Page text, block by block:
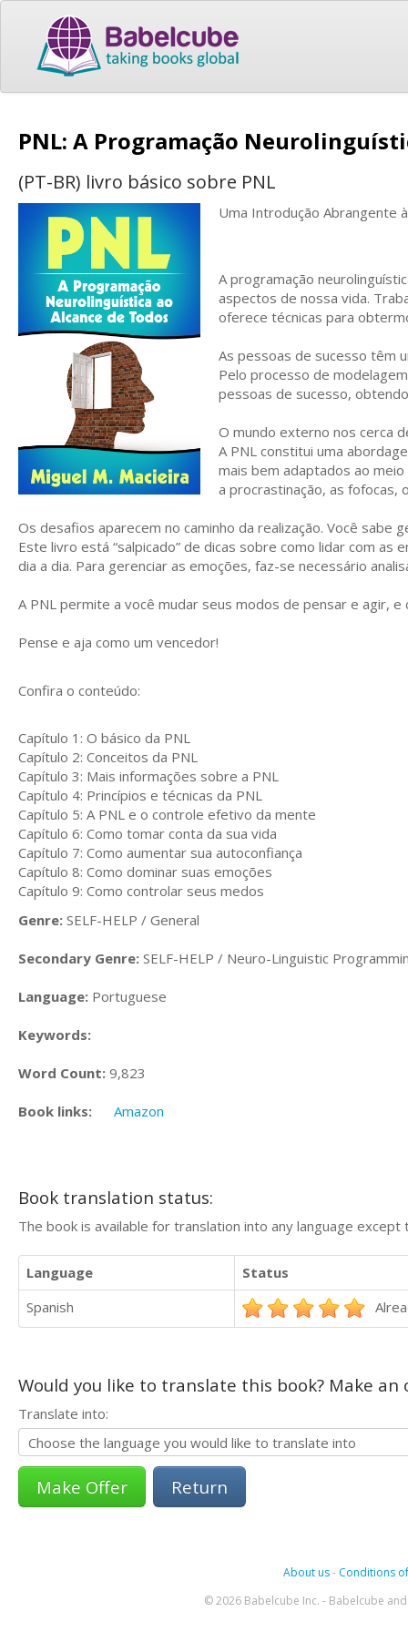
PNL: A Programação
(PT-BR) livro básico sobre PNL
Uma Introdução Abrangente
A programação
aspectos de nossa vida.
oferece técnicas para
As pessoas de sucesso têm
Pelo processo de
pessoas de sucesso,
O mundo externo nos cerca
A PNL constitui uma
mais bem adaptados ao
a procrastinação, as fofocas,
Os desafios aparecem no caminho da realização. Você sabe
Este livro está “salpicado” de dicas sobre como lidar com
dia a dia. Para gerenciar as emoções, faz-se necessário
A PNL permite a você mudar seus modos de pensar e agir,
Pense e aja como um vencedor!
Confira o conteúdo:
Capítulo 1: O básico da PNL
Capítulo 2: Conceitos da PNL
Capítulo 3: Mais informações sobre a PNL
Capítulo 4: Princípios e técnicas da PNL
Capítulo 5: A PNL e o controle efetivo da mente
Capítulo 6: Como tomar conta da sua vida
Capítulo 7: Como aumentar sua autoconfiança
Capítulo 8: Como dominar suas emoções
Capítulo 9: Como controlar seus medos
Genre: SELF-HELP / General
Secondary Genre: SELF-HELP / Neuro-Linguistic
Language: Portuguese
Keywords:
Word Count: 9,823
Book links: Amazon
Book translation status:
The book is available for translation into any language
Language
Status
Spanish
Would you like to translate this book? Make
Translate into:
Return
About us- Conditions
© 2026 Babelcube Inc. - Babelcube